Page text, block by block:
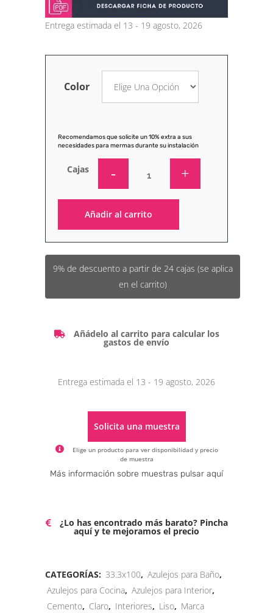
Entrega estimada el 13 - 19 agosto, 2026
Color
Recomendamos que solicite un 10% extra a sus
necesidades para mermas durante su instalación
Cajas
Añadir al carrito
9% de descuento a partir de 24 cajas (se aplica
en el carrito)
Añádelo al carrito para calcular los
gastos de envío
Entrega estimada el 13 - 19 agosto, 2026
Solicita una muestra
Elige un producto para ver disponibilidad y precio
de muestra
Alternative:
Más información sobre muestras pulsar aquí
¿Lo has encontrado más barato? Pincha
aquí y te mejoramos el precio
CATEGORÍAS: 33.3x100, Azulejos para Baño,
Azulejos para Cocina, Azulejos para Interior,
Cemento, Claro, Interiores, Liso, Marca